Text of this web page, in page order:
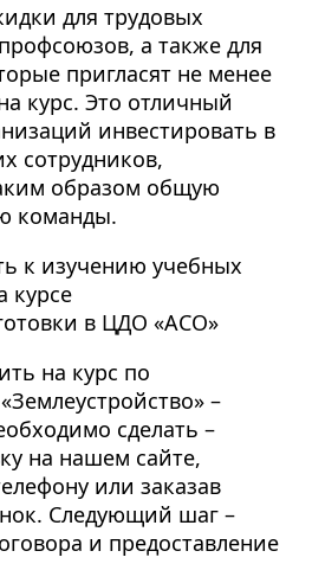
для трудовых
а также для
пригласят не менее
курс. Это отличный
инвестировать в
сотрудников,
образом общую
команды.
к изучению учебных
курсе
в ЦДО «АСО»
на курс по
–
сделать –
на нашем сайте,
или заказав
Следующий шаг –
и предоставление